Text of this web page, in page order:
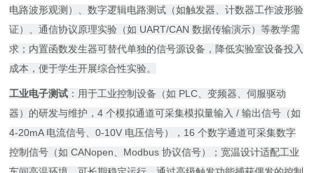
电路波形观测）、数字逻辑电路测试（如触发器、计数器工作波形验
证）、通信协议原理实验（如 UART/CAN 数据传输演示）等教学需
求；内置函数发生器可替代单独的信号源设备，降低实验室设备投入
成本，便于学生开展综合性实验。
工业电子测试 ：用于工业控制设备（如 PLC、变频器、伺服驱动
器）的研发与维护，4 个模拟通道可采集模拟量输入 / 输出信号（如
4-20mA 电流信号、0-10V 电压信号），16 个数字通道可采集数字
控制信号（如 CANopen、Modbus 协议信号）；宽温设计适配工业